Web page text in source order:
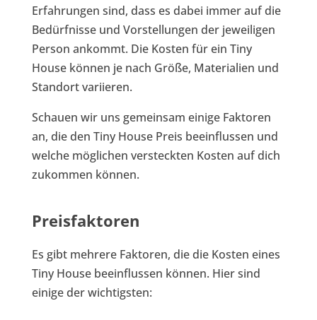
Erfahrungen sind, dass es dabei immer auf die
Bedürfnisse und Vorstellungen der jeweiligen
Person ankommt. Die Kosten für ein Tiny
House können je nach Größe, Materialien und
Standort variieren.
Schauen wir uns gemeinsam einige Faktoren
an, die den Tiny House Preis beeinflussen und
welche möglichen versteckten Kosten auf dich
zukommen können.
Preisfaktoren
Es gibt mehrere Faktoren, die die Kosten eines
Tiny House beeinflussen können. Hier sind
einige der wichtigsten: